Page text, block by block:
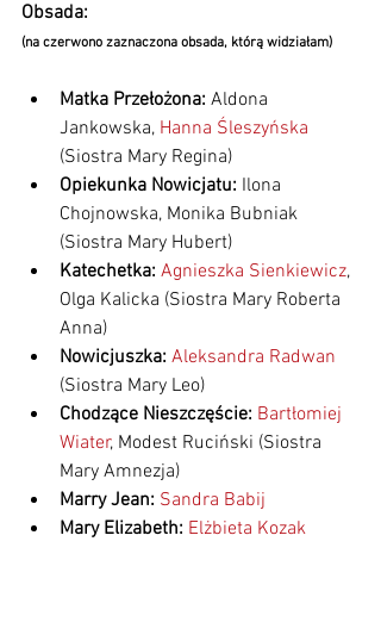
Obsada:
(na czerwono zaznaczona obsada, którą widziałam)
Matka Przełożona: Aldona
Jankowska, Hanna Śleszyńska
(Siostra Mary Regina)
Opiekunka Nowicjatu: Ilona
Chojnowska, Monika Bubniak
(Siostra Mary Hubert)
Katechetka: Agnieszka Sienkiewicz,
Olga Kalicka (Siostra Mary Roberta
Anna)
Nowicjuszka: Aleksandra Radwan
(Siostra Mary Leo)
Chodzące Nieszczęście: Bartłomiej
Wiater, Modest Ruciński (Siostra
Mary Amnezja)
Marry Jean: Sandra Babij
Mary Elizabeth: Elżbieta Kozak